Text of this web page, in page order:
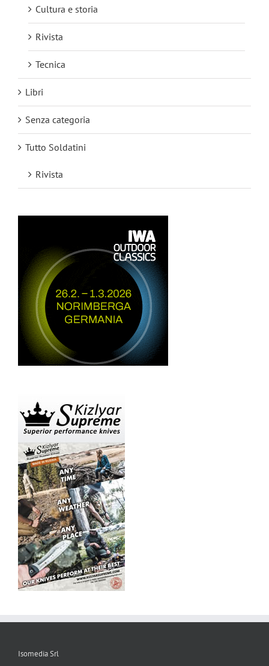
Cultura e storia
Rivista
Tecnica
Libri
Senza categoria
Tutto Soldatini
Rivista
Isomedia Srl